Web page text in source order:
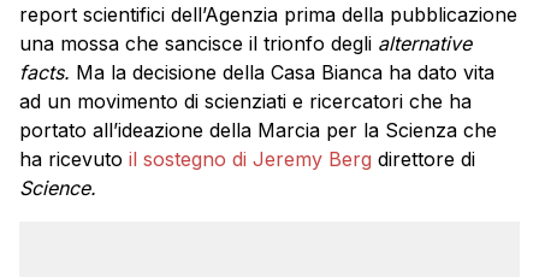
report scientifici dell’Agenzia prima della pubblicazione
una mossa che sancisce il trionfo degli alternative
facts. Ma la decisione della Casa Bianca ha dato vita
ad un movimento di scienziati e ricercatori che ha
portato all’ideazione della Marcia per la Scienza che
ha ricevuto il sostegno di Jeremy Berg direttore di
Science.